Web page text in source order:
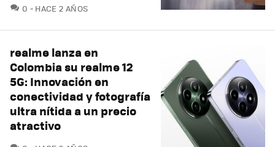
0 COMENTARIOS
HACE 2 AÑOS
realme lanza en
Colombia su realme 12
5G: Innovación en
conectividad y fotografía
ultra nítida a un precio
atractivo